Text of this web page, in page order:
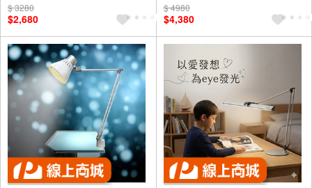
$ 3280
$2,680
$ 4980
$4,380